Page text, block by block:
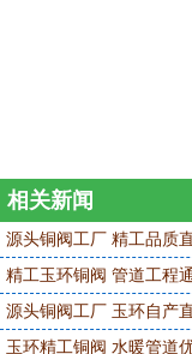
相关新闻
源头铜阀工厂 精工品质
精工玉环铜阀 管道工程
源头铜阀工厂 玉环自产
玉环精工铜阀 水暖管道